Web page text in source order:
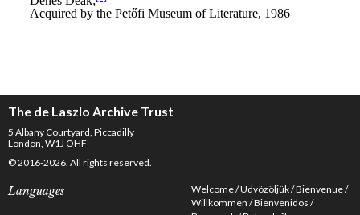
The de Laszlo Archive Trust
5 Albany Courtyard, Piccadilly
London, W1J OHF
© 2016-2026. All rights reserved.
Languages Welcome Üdvözöljük Bienvenue
Willkommen Bienvenidos